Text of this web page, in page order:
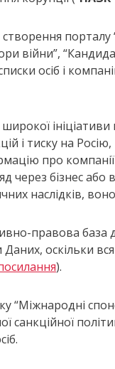
порталу
війни”,
осіб і
і тиску на
про
через бізнес або
наслідків,
правова база
оскільки
).
“Міжнародні
санкційної